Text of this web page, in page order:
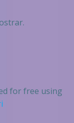
for free using